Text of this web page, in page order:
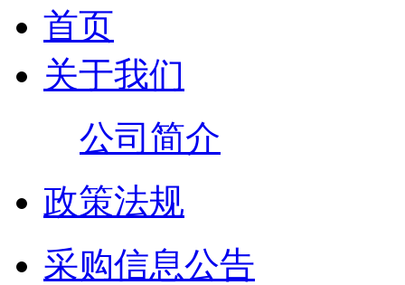
首页
关于我们
公司简介
政策法规
采购信息公告